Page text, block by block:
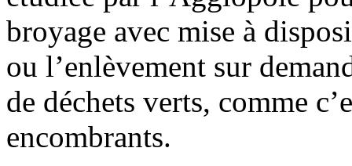
broyage avec mise à
ou l’enlèvement sur
de déchets verts, comme
encombrants.